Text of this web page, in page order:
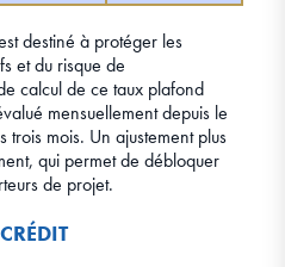
destiné à protéger les
et du risque de
calcul de ce taux plafond
mensuellement depuis le
trois mois. Un ajustement plus
qui permet de débloquer
de projet.